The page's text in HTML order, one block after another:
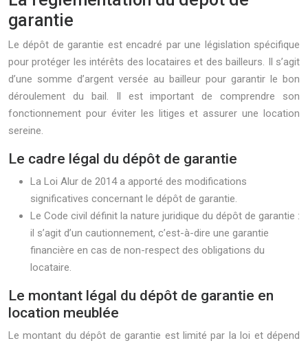
garantie
Le dépôt de garantie est encadré par une législation spécifique
pour protéger les intérêts des locataires et des bailleurs. Il s’agit
d’une somme d’argent versée au bailleur pour garantir le bon
déroulement du bail. Il est important de comprendre son
fonctionnement pour éviter les litiges et assurer une location
sereine.
Le cadre légal du dépôt de garantie
La Loi Alur de 2014 a apporté des modifications
significatives concernant le dépôt de garantie.
Le Code civil définit la nature juridique du dépôt de garantie :
il s’agit d’un cautionnement, c’est-à-dire une garantie
financière en cas de non-respect des obligations du
locataire.
Le montant légal du dépôt de garantie en
location meublée
Le montant du dépôt de garantie est limité par la loi et dépend